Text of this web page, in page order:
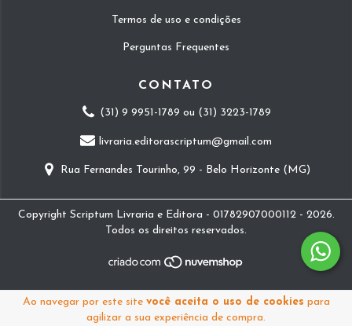
Ao navegar por este site você aceita o uso de cookies para
agilizar a sua experiência de compra.
Termos de uso e condições
Perguntas Frequentes
CONTATO
(31) 9 9951-1789 ou (31) 3223-1789
livraria.editorascriptum@gmail.com
Rua Fernandes Tourinho, 99 - Belo Horizonte (MG)
Copyright Scriptum Livraria e Editora - 01782907000112 - 2026.
Todos os direitos reservados.